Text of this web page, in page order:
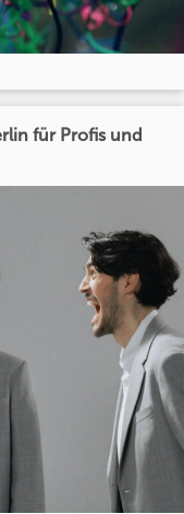
für Profis und